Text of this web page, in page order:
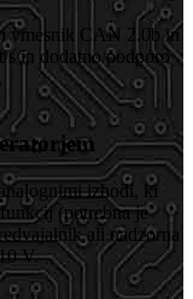
vmesnik CAN 2.0b in
in dodatno podporo
izhodi, ki
(potrebna je
ali nadzorna
V.